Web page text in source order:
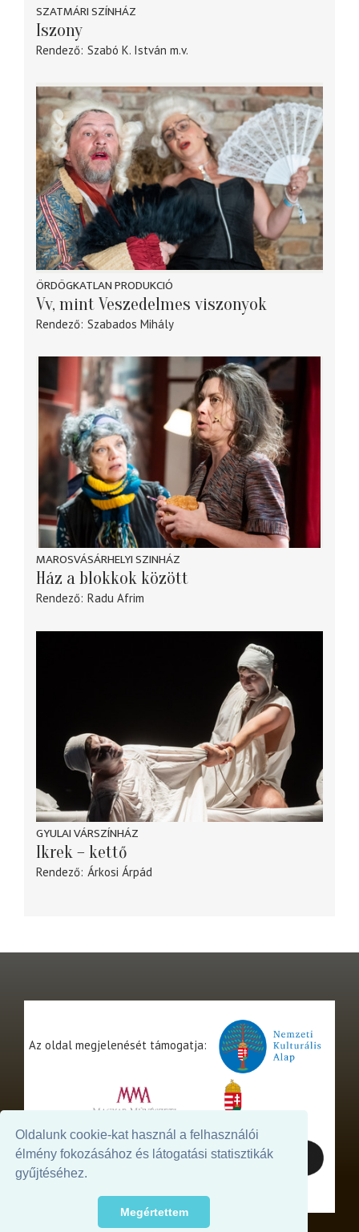
Oldalunk cookie-kat használ a felhasználói
élmény fokozásához és látogatási statisztikák
gyűjtéséhez.
Megértettem
SZATMÁRI SZÍNHÁZ
Iszony
Rendező Szabó K. István m.v.
ÖRDÖGKATLAN PRODUKCIÓ
Vv, mint Veszedelmes viszonyok
Rendező Szabados Mihály
MAROSVÁSÁRHELYI SZINHÁZ
Ház a blokkok között
Rendező Radu Afrim
GYULAI VÁRSZÍNHÁZ
Ikrek – kettő
Rendező Árkosi Árpád
Az oldal megjelenését támogatja: